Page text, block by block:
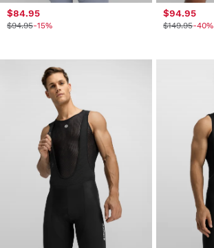
$84.95
$94.95-15%
$94.95
$149.95-40%